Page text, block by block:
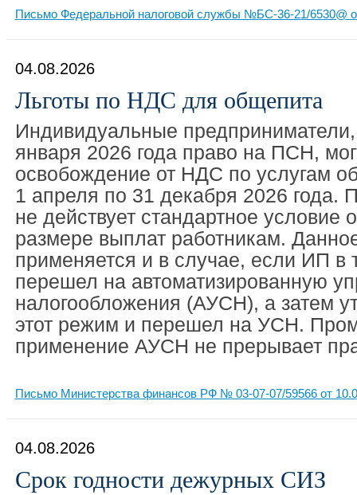
Письмо Федеральной налоговой службы №БС-36-21/6530@
04.08.2026
Льготы по НДС для общепита
Индивидуальные
января 2026 года право на ПСН,
освобождение от НДС по услугам
1 апреля по 31 декабря 2026 года.
не действует стандартное условие
размере выплат работникам.
применяется и в случае, если ИП в
перешел на автоматизированную
налогообложения (АУСН), а затем
этот режим и перешел на УСН.
применение АУСН не прерывает
Письмо Министерства финансов РФ № 03-07-07/59566 от
04.08.2026
Срок годности дежурных СИЗ